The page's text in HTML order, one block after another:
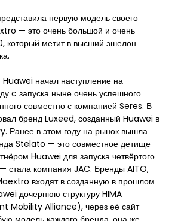
первую модель своего
— это очень большой и очень
который метит в высший эшелон
Huawei начал наступление на
c запуска ныне очень успешного
совместно с компанией Seres. В
бренд Luxeed, созданный Huawei в
Ранее в этом году на рынок вышла
Stelato — это совместное детище
Huawei для запуска четвёртого
компания JAC. Бренды AITO,
входят в созданную в прошлом
дочернюю структуру HIMA
Mobility Alliance), через её сайт